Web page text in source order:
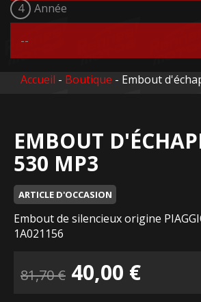
4 Année
Accueil - Boutique - Embout
EMBOUT
530 MP3
ARTICLE D'OCCASION
Embout de silencieux origine
1A021156
81,70€ Le
40,00 €Le